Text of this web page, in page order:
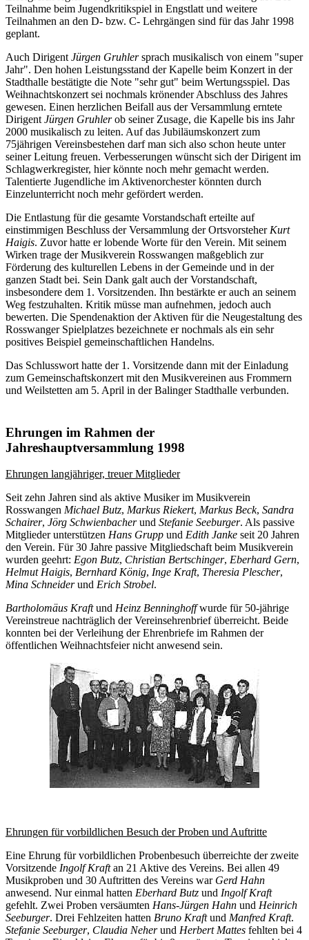
Teilnahme beim Jugendkritikspiel in Engstlatt und weitere
Teilnahmen an den D- bzw. C- Lehrgängen sind für das Jahr 1998
geplant.
Auch Dirigent Jürgen Gruhlersprach musikalisch von einem "super
Jahr". Den hohen Leistungsstand der Kapelle beim Konzert in der
Stadthalle bestätigte die Note "sehr gut" beim Wertungsspiel. Das
Weihnachtskonzert sei nochmals krönender Abschluss des Jahres
gewesen. Einen herzlichen Beifall aus der Versammlung erntete
Dirigent Jürgen Gruhlerob seiner Zusage, die Kapelle bis ins Jahr
2000 musikalisch zu leiten. Auf das Jubiläumskonzert zum
75jährigen Vereinsbestehen darf man sich also schon heute unter
seiner Leitung freuen. Verbesserungen wünscht sich der Dirigent im
Schlagwerkregister, hier könnte noch mehr gemacht werden.
Talentierte Jugendliche im Aktivenorchester könnten durch
Einzelunterricht noch mehr gefördert werden.
Die Entlastung für die gesamte Vorstandschaft erteilte auf
einstimmigen Beschluss der Versammlung der Ortsvorsteher Kurt
Haigis. Zuvor hatte er lobende Worte für den Verein. Mit seinem
Wirken trage der Musikverein Rosswangen maßgeblich zur
Förderung des kulturellen Lebens in der Gemeinde und in der
ganzen Stadt bei. Sein Dank galt auch der Vorstandschaft,
insbesondere dem 1. Vorsitzenden. Ihn bestärkte er auch an seinem
Weg festzuhalten. Kritik müsse man aufnehmen, jedoch auch
bewerten. Die Spendenaktion der Aktiven für die Neugestaltung des
Rosswanger Spielplatzes bezeichnete er nochmals als ein sehr
positives Beispiel gemeinschaftlichen Handelns.
Das Schlusswort hatte der 1. Vorsitzende dann mit der Einladung
zum Gemeinschaftskonzert mit den Musikvereinen aus Frommern
und Weilstetten am 5. April in der Balinger Stadthalle verbunden.
Ehrungen im Rahmen der
Jahreshauptversammlung 1998
Ehrungen langjähriger, treuer Mitglieder
Seit zehn Jahren sind als aktive Musiker im Musikverein
Rosswangen Michael Butz, Markus Riekert, Markus Beck, Sandra
Schairer, Jörg Schwienbacherund Stefanie Seeburger. Als passive
Mitglieder unterstützen Hans Grupp und Edith Janke seit 20 Jahren
den Verein. Für 30 Jahre passive Mitgliedschaft beim Musikverein
wurden geehrt: Egon Butz, Christian Bertschinger, Eberhard Gern,
Helmut Haigis, Bernhard König, Inge Kraft, Theresia Plescher,
Mina Schneiderund Erich Strobel.
Bartholomäus Kraftund Heinz Benninghoffwurde für 50-jährige
Vereinstreue nachträglich der Vereinsehrenbrief überreicht. Beide
konnten bei der Verleihung der Ehrenbriefe im Rahmen der
öffentlichen Weihnachtsfeier nicht anwesend sein.
Ehrungen für vorbildlichen Besuch der Proben und Auftritte
Eine Ehrung für vorbildlichen Probenbesuch überreichte der zweite
Vorsitzende Ingolf Kraftan 21 Aktive des Vereins. Bei allen 49
Musikproben und 30 Auftritten des Vereins war Gerd Hahn
anwesend. Nur einmal hatten Eberhard Butz und Ingolf Kraft
gefehlt. Zwei Proben versäumten Hans-Jürgen Hahn und Heinrich
Seeburger. Drei Fehlzeiten hatten Bruno Kraftund Manfred Kraft.
Stefanie Seeburger, Claudia Neherund Herbert Mattes fehlten bei 4